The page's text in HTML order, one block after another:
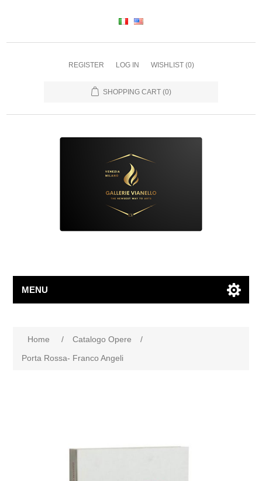
REGISTER LOG IN WISHLIST (0)
SHOPPING CART (0)
MENU
Home / Catalogo Opere
/
Porta Rossa- Franco Angeli